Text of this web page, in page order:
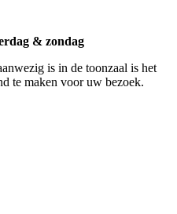
& zondag
is in de toonzaal is het
te maken voor uw bezoek.